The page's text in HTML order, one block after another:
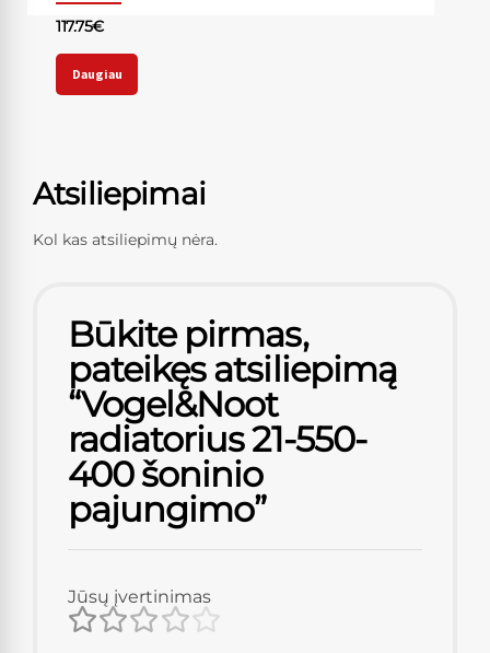
117.75€
Daugiau
Atsiliepimai
Kol kas atsiliepimų nėra.
Būkite pirmas,
pateikęs atsiliepimą
“Vogel&Noot
radiatorius 21-550-
400 šoninio
pajungimo”
Jūsų įvertinimas